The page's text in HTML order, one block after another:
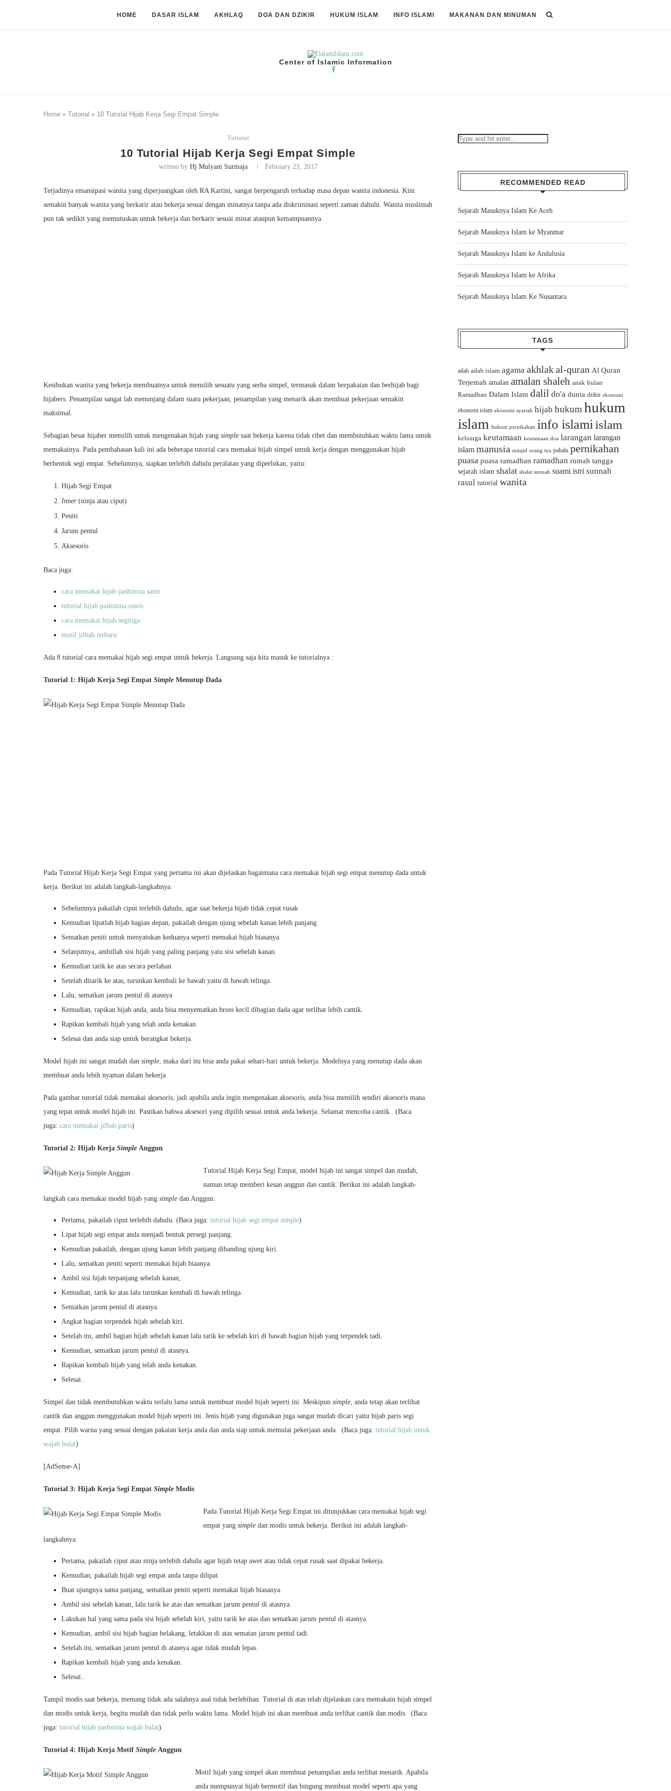
HOME DASAR ISLAM AKHLAQ DOA DAN DZIKIR HUKUM ISLAM INFO ISLAMI MAKANAN DAN MINUMAN
Center of Islamic Information
Home » Tutorial » 10 Tutorial Hijab Kerja Segi Empat Simple
Tutorial
10 Tutorial Hijab Kerja Segi Empat Simple
written by Hj Mulyani Surmaja February 23, 2017
Terjadinya emansipasi wanita yang diperjuangkan oleh RA Kartini, sangat berpengaruh terhadap masa depan wanita indonesia. Kini
semakin banyak wanita yang berkarir atau bekerja sesuai dengan minatnya tanpa ada diskriminasi seperti zaman dahulu. Wanita muslimah
pun tak sedikit yang memutuskan untuk bekerja dan berkarir sesuai minat ataupun kemampuannya.
Kesibukan wanita yang bekerja membuatnya untuk memilih sesuatu yang serba simpel, termasuk dalam berpakaian dan berhijab bagi
hijabers. Penampilan sangat lah menunjang dalam suatu pekerjaan, penampilan yang menarik akan membuat pekerjaan semakin
maksimal.
Sebagian besar hijaber memilih untuk mengenakan hijab yang simple saat bekerja karena tidak ribet dan membutuhkan waktu lama untuk
memakainya. Pada pembahasan kali ini ada beberapa tutorial cara memakai hijab simpel untuk kerja dengan menggunakan hijab
berbentuk segi empat. Sebelumnya, siapkan terlebih dahulu peralatan yang diperlukan, yaitu:
Hijab Segi Empat
Inner (ninja atau ciput)
Peniti
Jarum pentul
Aksesoris
Baca juga:
cara memakai hijab pashmina satin
tutorial hijab pashmina rawis
cara memakai hijab segitiga
motif jilbab terbaru
Ada 8 tutorial cara memakai hijab segi empat untuk bekerja. Langsung saja kita masuk ke tutorialnya :
Tutorial 1: Hijab Kerja Segi Empat Simple Menutup Dada
Pada Tutorial Hijab Kerja Segi Empat yang pertama ini akan dijelaskan bagaimana cara memakai hijab segi empat menutup dada untuk
kerja. Berikut ini adalah langkah-langkahnya:
Sebelumnya pakailah ciput terlebih dahulu, agar saat bekerja hijab tidak cepat rusak
Kemudian lipatlah hijab bagian depan, pakailah dengan ujung sebelah kanan lebih panjang.
Sematkan peniti untuk menyatukan keduanya seperti memakai hijab biasanya.
Selanjutnya, ambillah sisi hijab yang paling panjang yaiu sisi sebelah kanan.
Kemudian tarik ke atas secara perlahan
Setelah ditarik ke atas, turunkan kembali ke bawah yaitu di bawah telinga.
Lalu, sematkan jarum pentul di atasnya
Kemudian, rapikan hijab anda, anda bisa menyematkan bross kecil dibagian dada agar terlihat lebih cantik.
Rapikan kembali hijab yang telah anda kenakan.
Selesai dan anda siap untuk berangkat bekerja.
Model hijab ini sangat mudah dan simple, maka dari itu bisa anda pakai sehari-hari untuk bekerja. Modelnya yang menutup dada akan
membuat anda lebih nyaman dalam bekerja.
Pada gambar tutorial tidak memakai aksesoris, jadi apabila anda ingin mengenakan aksesoris, anda bisa memilih sendiri aksesoris mana
yang tepat untuk model hijab ini. Pastikan bahwa aksesori yang dipilih sesuai untuk anda bekerja. Selamat mencoba cantik.. (Baca
juga: cara memakai jilbab paris)
Tutorial 2: Hijab Kerja Simple Anggun
Tutorial Hijab Kerja Segi Empat, model hijab ini sangat simpel dan mudah,
namun tetap memberi kesan anggun dan cantik. Berikut ini adalah langkah-
langkah cara memakai model hijab yang simple dan Anggun:
Pertama, pakailah ciput terlebih dahulu. (Baca juga: tutorial hijab segi empat simple)
Lipat hijab segi empat anda menjadi bentuk persegi panjang.
Kemudian pakailah, dengan ujung kanan lebih panjang dibanding ujung kiri.
Lalu, sematkan peniti seperti memakai hijab biaanya.
Ambil sisi hijab terpanjang sebelah kanan,
Kemudian, tarik ke atas lalu turunkan kembali di bawah telinga.
Sematkan jarum pentul di atasnya.
Angkat bagian terpendek hijab sebelah kiri.
Setelah itu, ambil bagian hijab sebelah kanan lalu tarik ke sebelah kiri di bawah bagian hijab yang terpendek tadi.
Kemudian, sematkan jarum pentul di atasnya.
Rapikan kembali hijab yang telah anda kenakan.
Selesai..
Simpel dan tidak membutuhkan waktu terlalu lama untuk membuat model hijab seperti ini. Meskipun simple, anda tetap akan terlihat
cantik dan anggun menggunakan model hijab seperti ini. Jenis hijab yang digunakan juga sangat mudah dicari yaitu hijab paris segi
empat. Pilih warna yang sesuai dengan pakaian kerja anda dan anda siap untuk memulai pekerjaan anda. (Baca juga: tutorial hijab untuk
wajah bulat)
[AdSense-A]
Tutorial 3: Hijab Kerja Segi Empat Simple Modis
Pada Tutorial Hijab Kerja Segi Empat ini ditunjukkan cara memakai hijab segi
empat yang simple dan modis untuk bekerja. Berikut ini adalah langkah-
langkahnya:
Pertama, pakailah ciput atau ninja terlebih dahulu agar hijab tetap awet atau tidak cepat rusak saat dipakai bekerja.
Kemudian, pakailah hijab segi empat anda tanpa dilipat.
Buat ujungnya sama panjang, sematkan peniti seperti memakai hijab biasanya.
Ambil sisi sebelah kanan, lalu tarik ke atas dan sematkan jarum pentul di atasnya.
Lakukan hal yang sama pada sisi hijab sebelah kiri, yaitu tarik ke atas dan sematkan jarum pentul di atasnya.
Kemudian, ambil sisi hijab bagian belakang, letakkan di atas sematan jarum pentul tadi.
Setelah itu, sematkan jarum pentul di atasnya agar tidak mudah lepas.
Rapikan kembali hijab yang anda kenakan.
Selesai..
Tampil modis saat bekerja, memang tidak ada salahnya asal tidak berlebihan. Tutorial di atas telah dijelaskan cara memakain hijab simpel
dan modis untuk kerja, begitu mudah dan tidak perlu waktu lama. Model hijab ini akan membuat anda terlihat cantik dan modis. (Baca
juga: tutorial hijab pashmina wajah bulat)
Tutorial 4: Hijab Kerja Motif Simple Anggun
Motif hijab yang simpel akan membuat penampilan anda terlihat menarik. Apabila
anda mempunyai hijab bermotif dan bingung membuat model seperti apa yang
RECOMMENDED READ
Sejarah Masuknya Islam Ke Aceh
Sejarah Masuknya Islam ke Myanmar
Sejarah Masuknya Islam ke Andalusia
Sejarah Masuknya Islam ke Afrika
Sejarah Masuknya Islam Ke Nusantara
TAGS
adab adab islam agama akhlakal-quran Al Quran
Terjemah amalan amalan shaleh anak bulan
Ramadhan Dalam Islam dalil do'a dunia dzikir ekonomi
ekonomi islam ekonomi syariah hijab hukum hukum
islam hukum pernikahan info islamiislam
keluarga keutamaan keutamaan doa larangan larangan
islam manusia masjid orang tua pahala pernikahan
puasa puasa ramadhan ramadhan rumah tangga
sejarah islam shalat shalat sunnah suami istri sunnah
rasul tutorial wanita